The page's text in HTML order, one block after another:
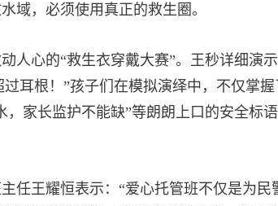
域，必须使用真正的救生圈。
人心的“救生衣穿戴大赛”。王秒详细演
过耳根！”孩子们在模拟演绎中，不仅掌
，家长监护不能缺”等朗朗上口的安全标
任王耀恒表示：“爱心托管班不仅是为